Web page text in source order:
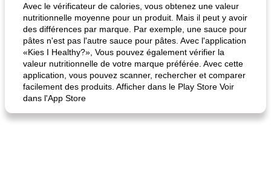
fiesta tostadas
Avec le vérificateur de calories, vous obtenez une valeur
nutritionnelle moyenne pour un produit. Mais il peut y avoir
des différences par marque. Par exemple, une sauce pour
pâtes n'est pas l'autre sauce pour pâtes. Avec l'application
«Kies I Healthy?», Vous pouvez également vérifier la
valeur nutritionnelle de votre marque préférée. Avec cette
application, vous pouvez scanner, rechercher et comparer
facilement des produits. Afficher dans le Play Store Voir
dans l'App Store